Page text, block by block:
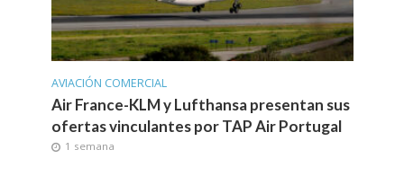
AVIACIÓN COMERCIAL
Air France-KLM y Lufthansa presentan sus
ofertas vinculantes por TAP Air Portugal
1 semana